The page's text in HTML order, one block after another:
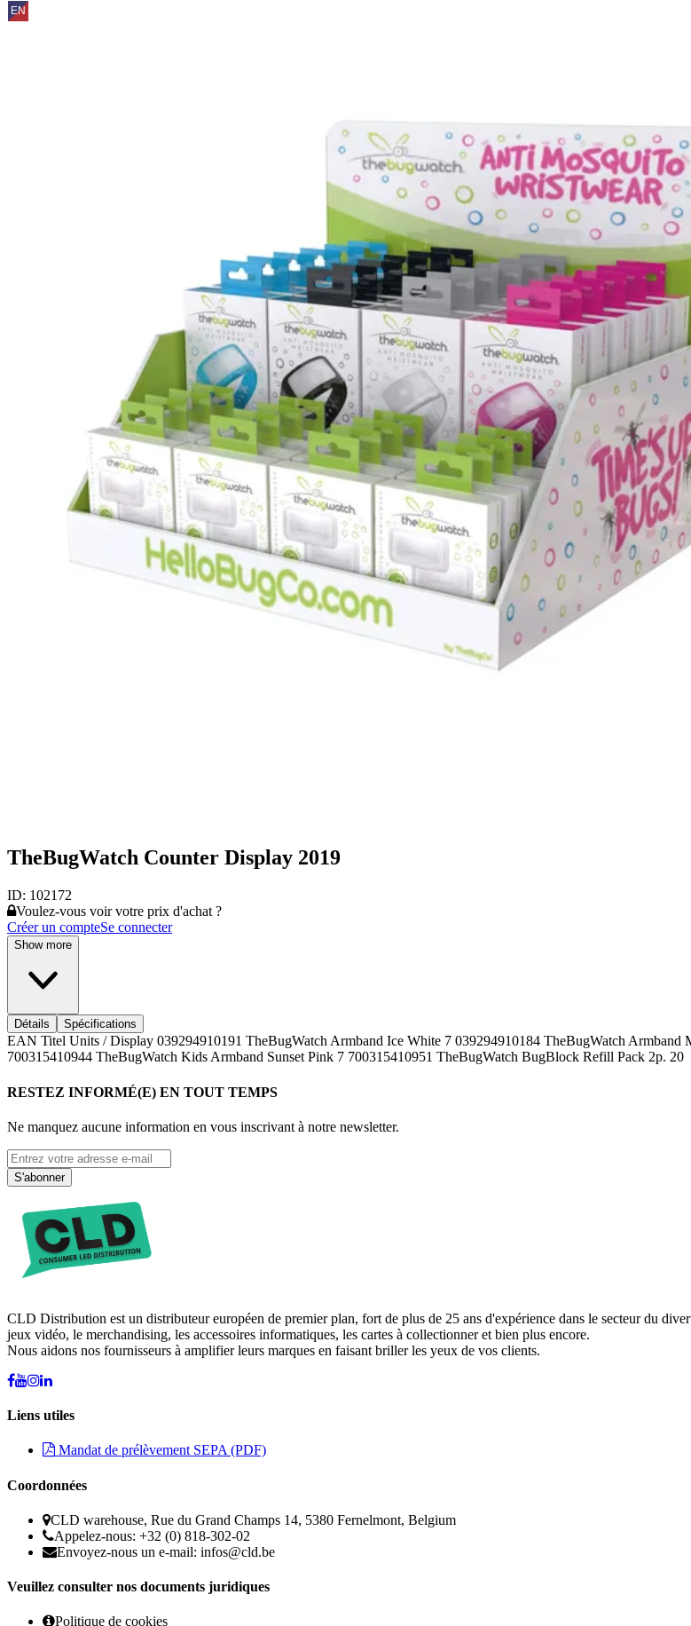
TheBugWatch Counter Display 2019
ID: 102172
Voulez-vous voir votre prix d'achat ?
Créer un compteSe connecter
Show more
Détails Spécifications
EAN Titel Units / Display 039294910191 TheBugWatch Armband Ice White 7 039294910184 TheBugWatch
700315410944 TheBugWatch Kids Armband Sunset Pink 7 700315410951 TheBugWatch BugBlock Refill Pack 2p. 20
RESTEZ INFORMÉ(E) EN TOUT TEMPS
Ne manquez aucune information en vous inscrivant à notre newsletter.
S'abonner
CLD Distribution est un distributeur européen de premier plan, fort de plus de 25 ans d'expérience dans le secteur du
jeux vidéo, le merchandising, les accessoires informatiques, les cartes à collectionner et bien plus encore.
Nous aidons nos fournisseurs à amplifier leurs marques en faisant briller les yeux de vos clients.
Liens utiles
Mandat de prélèvement SEPA (PDF)
Coordonnées
CLD warehouse, Rue du Grand Champs 14, 5380 Fernelmont, Belgium
Appelez-nous: +32 (0) 818-302-02
Envoyez-nous un e-mail: infos@cld.be
Veuillez consulter nos documents juridiques
Politique de cookies